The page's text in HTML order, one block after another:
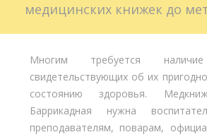
медицинских книжек до
Многим требуется
свидетельствующих об их
состоянию здоровья.
Баррикадная нужна
преподавателям, поварам,